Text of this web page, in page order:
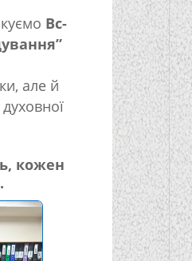
Вс-
але й
кожен